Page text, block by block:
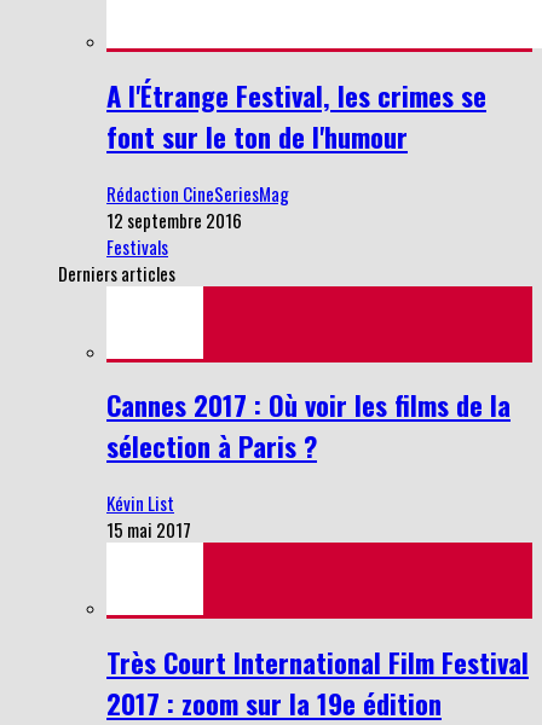
A l'Étrange Festival, les crimes se
font sur le ton de l'humour
Rédaction CineSeriesMag
12 septembre 2016
Festivals
Derniers articles
Cannes 2017 : Où voir les films de la
sélection à Paris ?
Kévin List
15 mai 2017
Très Court International Film Festival
2017 : zoom sur la 19e édition